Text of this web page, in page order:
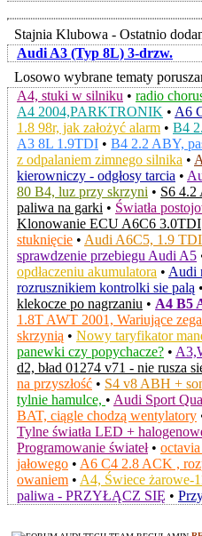
Stajnia Klubowa - Ostatnio
Audi A3 (Typ 8L) 3-drzw.
Losowo wybrane tematy
A4, stuki w silniku • radio
A4 2004,PARKTRONIK • A6
1.8 98r, jak założyć alarm • B4
A3 8L 1.9TDI • B4 2.2 ABY,
z odpalaniem zimnego silnika •
kierowniczy - odgłosy tarcia •
80 B4, luz przy skrzyni • S6 4.2
paliwa na garki • Światła
Klonowanie ECU A6C6 3.0TDI
stuknięcie • Audi A6C5, 1.9
sprawdzenie przebiegu Audi A5
opdłaczeniu akumulatora • Audi
rozrusznikiem kontrolki sie palą •
klekocze po nagrzaniu • A4 B5
1.8T AWT 2001, Wariujące
skrzynią • Nowy taryfikator
panewki czy popychacze? •
d2, bład 01274 v71 - nie rusza
na przyszłość • S4 v8 ABH +
tylnie hamulce, • Audi Sport
BAT, ciągle chodzą wentylatory
Tylne światła LED +
Programowanie świateł•
jałowego • A6 C4 2.8 ACK ,
owaniem • A4, Świece żarowe-
paliwa - PRZYŁĄCZ SIĘ •